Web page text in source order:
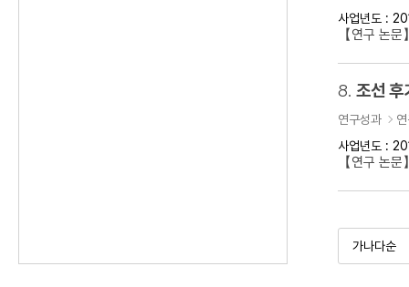
사업년도 :
【연구 논
8. 조선
연구성과
사업년도 :
【연구 논